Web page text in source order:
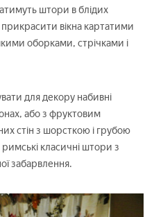
штори в блідих
вікна картатими
оборками, стрічками і
для декору набивні
або з фруктовим
стін з шорсткою і грубою
класичні штори з
забарвлення.